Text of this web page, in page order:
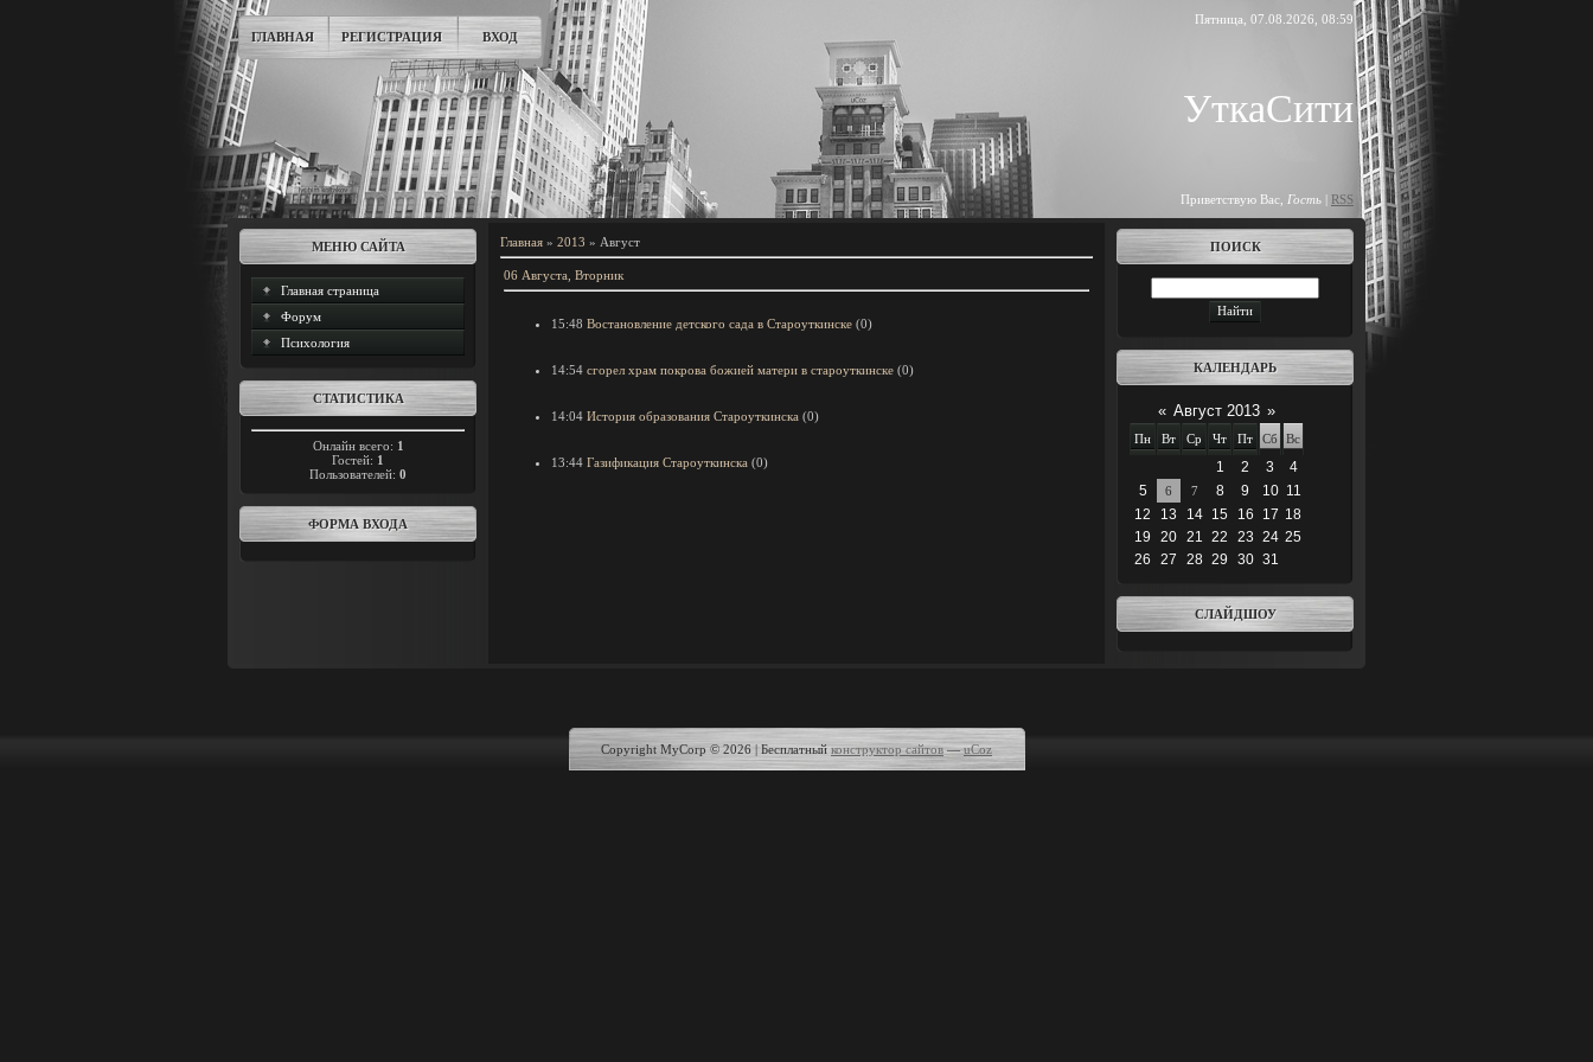
ГЛАВНАЯ РЕГИСТРАЦИЯ ВХОД
Пятница, 07.08.2026, 08:59
УткаСити
Приветствую Вас Гость | RSS
МЕНЮ САЙТА
Главная страница
Форум
Психология
СТАТИСТИКА
Онлайн всего: 1
Гостей: 1
Пользователей: 0
ФОРМА ВХОДА
Главная » 2013 » Август
06 Августа, Вторник
15:48 Востановление детского сада в Староуткинске (0)
14:54 сгорел храм покрова божией матери в староуткинске (0)
14:04 История образования Староуткинска (0)
13:44 Газификация Староуткинска (0)
ПОИСК
КАЛЕНДАРЬ
« Август 2013 »
Пн Вт Ср Чт Пт Сб Вс
1 2 3
4
5
6 7 8 9 10 11
12
13 14 15 16 17 18
19
20 21 22 23 24 25
26
27 28 29 30 31
СЛАЙДШОУ
Copyright MyCorp © 2026 | Бесплатный конструктор сайтов —uCoz